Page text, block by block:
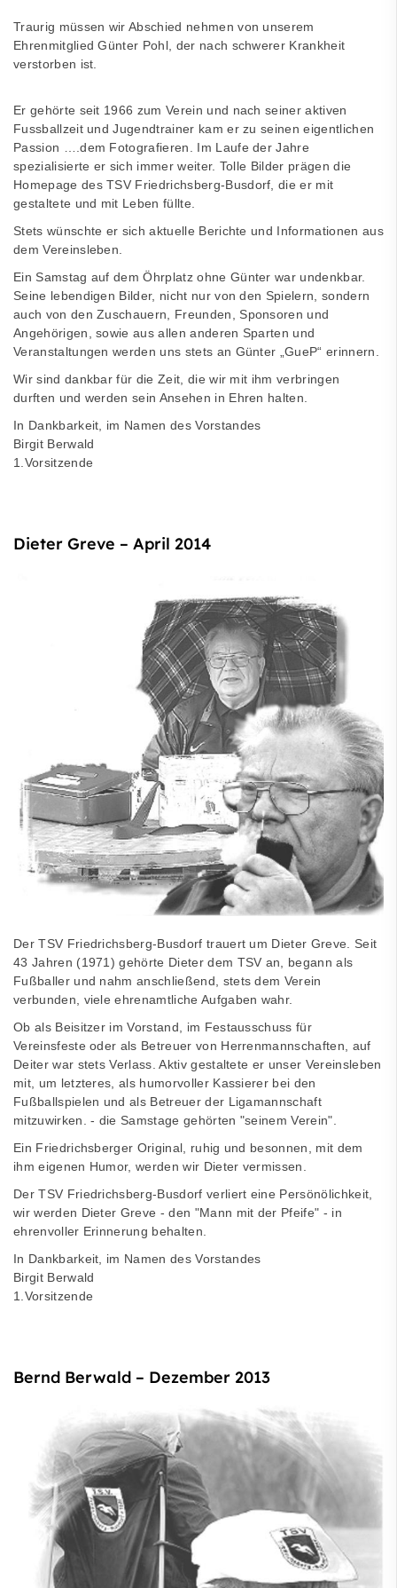
Traurig müssen wir Abschied nehmen von unserem
Ehrenmitglied Günter Pohl, der nach schwerer Krankheit
verstorben ist.
Er gehörte seit 1966 zum Verein und nach seiner aktiven
Fussballzeit und Jugendtrainer kam er zu seinen eigentlichen
Passion ….dem Fotografieren. Im Laufe der Jahre
spezialisierte er sich immer weiter. Tolle Bilder prägen die
Homepage des TSV Friedrichsberg-Busdorf, die er mit
gestaltete und mit Leben füllte.
Stets wünschte er sich aktuelle Berichte und Informationen aus
dem Vereinsleben.
Ein Samstag auf dem Öhrplatz ohne Günter war undenkbar.
Seine lebendigen Bilder, nicht nur von den Spielern, sondern
auch von den Zuschauern, Freunden, Sponsoren und
Angehörigen, sowie aus allen anderen Sparten und
Veranstaltungen werden uns stets an Günter „GueP“ erinnern.
Wir sind dankbar für die Zeit, die wir mit ihm verbringen
durften und werden sein Ansehen in Ehren halten.
In Dankbarkeit, im Namen des Vorstandes
Birgit Berwald
1.Vorsitzende
Dieter Greve – April 2014
Der TSV Friedrichsberg-Busdorf trauert um Dieter Greve. Seit
43 Jahren (1971) gehörte Dieter dem TSV an, begann als
Fußballer und nahm anschließend, stets dem Verein
verbunden, viele ehrenamtliche Aufgaben wahr.
Ob als Beisitzer im Vorstand, im Festausschuss für
Vereinsfeste oder als Betreuer von Herrenmannschaften, auf
Deiter war stets Verlass. Aktiv gestaltete er unser Vereinsleben
mit, um letzteres, als humorvoller Kassierer bei den
Fußballspielen und als Betreuer der Ligamannschaft
mitzuwirken. - die Samstage gehörten "seinem Verein".
Ein Friedrichsberger Original, ruhig und besonnen, mit dem
ihm eigenen Humor, werden wir Dieter vermissen.
Der TSV Friedrichsberg-Busdorf verliert eine Persönölichkeit,
wir werden Dieter Greve - den "Mann mit der Pfeife" - in
ehrenvoller Erinnerung behalten.
In Dankbarkeit, im Namen des Vorstandes
Birgit Berwald
1.Vorsitzende
Bernd Berwald – Dezember 2013